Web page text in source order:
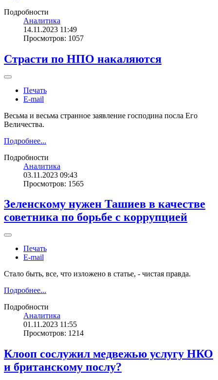
Подробности
Аналитика
14.11.2023 11:49
Просмотров: 1057
Страсти по НПО накаляются
Печать
E-mail
Весьма и весьма странное заявление господина посла Его
Величества.
Подробнее...
Подробности
Аналитика
03.11.2023 09:43
Просмотров: 1565
Зеленскому нужен Ташиев в качестве
советника по борьбе с коррупцией
Печать
E-mail
Стало быть, все, что изложено в статье, - чистая правда.
Подробнее...
Подробности
Аналитика
01.11.2023 11:55
Просмотров: 1214
Клооп сослужил медвежью услугу НКО
и британскому послу?